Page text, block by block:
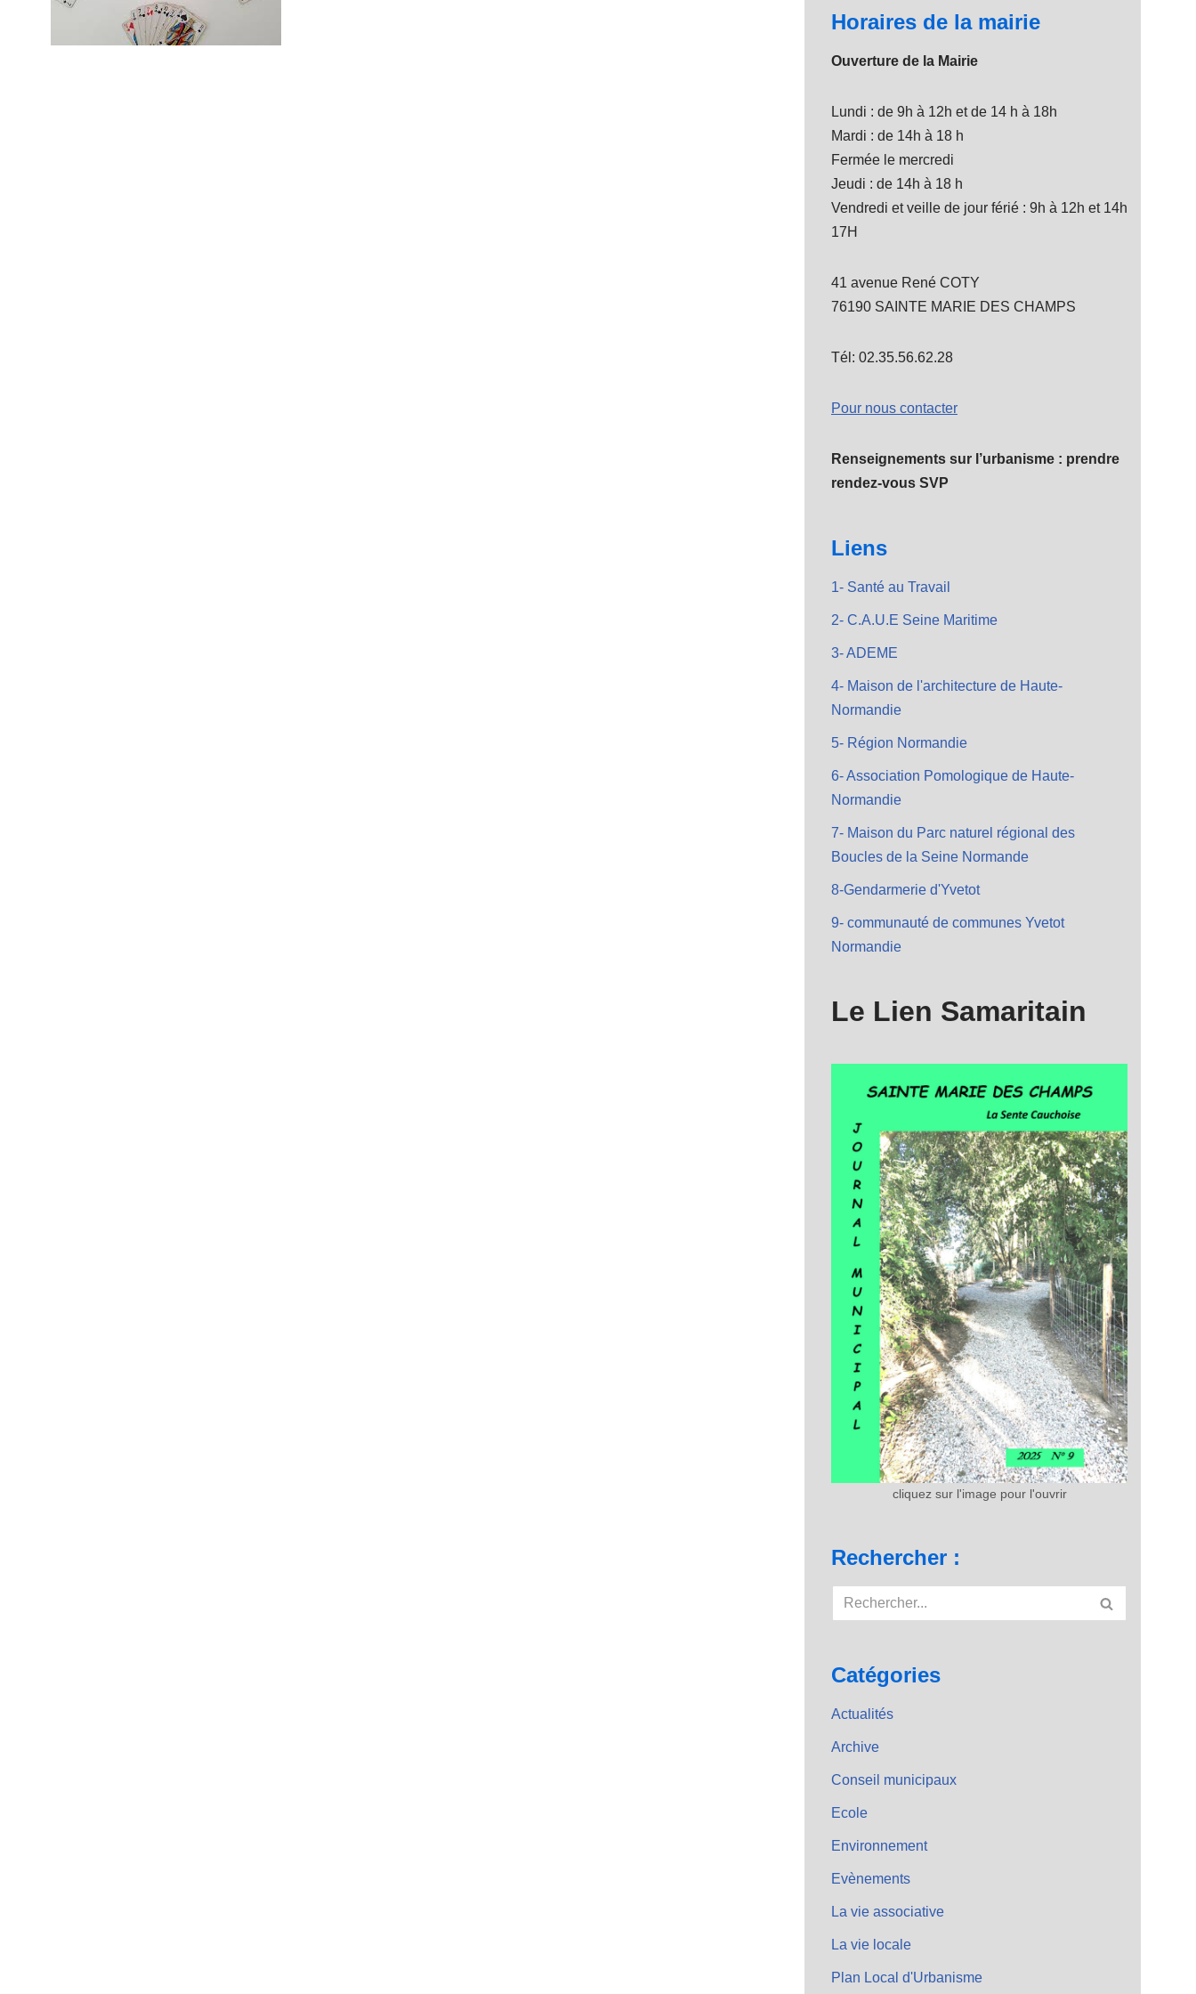
Horaires de la mairie
Ouverture de la Mairie
Lundi : de 9h à 12h et de 14 h à 18h
Mardi : de 14h à 18 h
Fermée le mercredi
Jeudi : de 14h à 18 h
Vendredi et veille de jour férié : 9h à 12h et 14h
17H
41 avenue René COTY
76190 SAINTE MARIE DES CHAMPS
Tél: 02.35.56.62.28
Pour nous contacter
Renseignements sur l’urbanisme : prendre
rendez-vous SVP
Liens
1- Santé au Travail
2- C.A.U.E Seine Maritime
3- ADEME
4- Maison de l'architecture de Haute-
Normandie
5- Région Normandie
6- Association Pomologique de Haute-
Normandie
7- Maison du Parc naturel régional des
Boucles de la Seine Normande
8-Gendarmerie d'Yvetot
9- communauté de communes Yvetot
Normandie
Le Lien Samaritain
cliquez sur l'image pour l'ouvrir
Rechercher :
Catégories
Actualités
Archive
Conseil municipaux
Ecole
Environnement
Evènements
La vie associative
La vie locale
Plan Local d'Urbanisme